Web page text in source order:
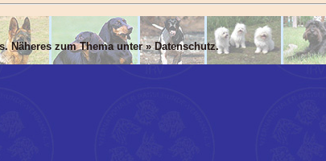
Näheres zum Thema unter »Datenschutz.